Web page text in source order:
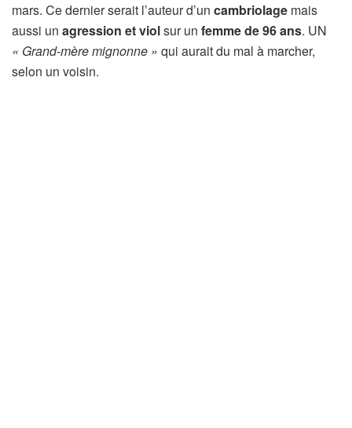
mars. Ce dernier serait l’auteur d’un cambriolage mais
aussi un agression et violsur un femme de 96 ans. UN
« Grand-mère mignonne » qui aurait du mal à marcher,
selon un voisin.